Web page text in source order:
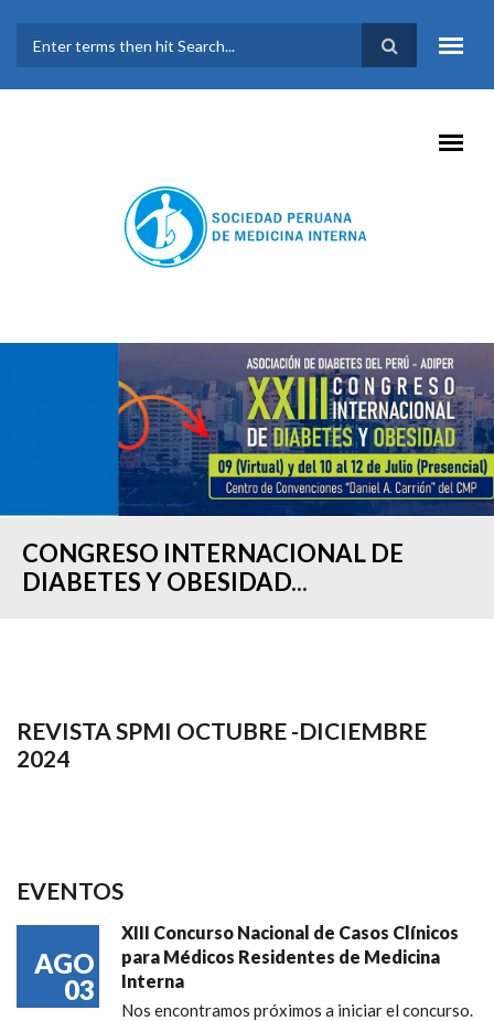
FORMULARIO DE
BÚSQUEDA
CONGRESO INTERNACIONAL DE
DIABETES Y OBESIDAD...
REVISTA SPMI OCTUBRE -DICIEMBRE
2024
EVENTOS
AGO
03
XIII Concurso Nacional de Casos Clínicos
para Médicos Residentes de Medicina
Interna
Nos encontramos próximos a iniciar el concurso.